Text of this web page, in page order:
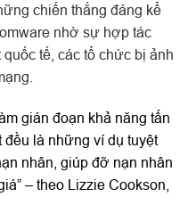
chiến thắng đáng kể
nhờ sự hợp tác
tế, các tổ chức bị ảnh
gián đoạn khả năng tấn
đều là những ví dụ tuyệt
nhân, giúp đỡ nạn nhân
– theo Lizzie Cookson,